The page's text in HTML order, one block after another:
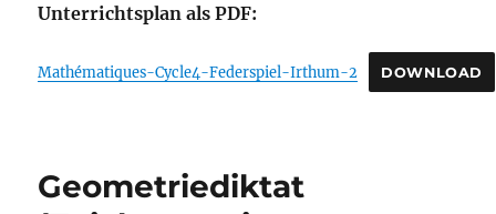
Unterrichtsplan als PDF:
Mathématiques-Cycle4-Federspiel-Irthum-2 DOWNLOAD
Geometriediktat